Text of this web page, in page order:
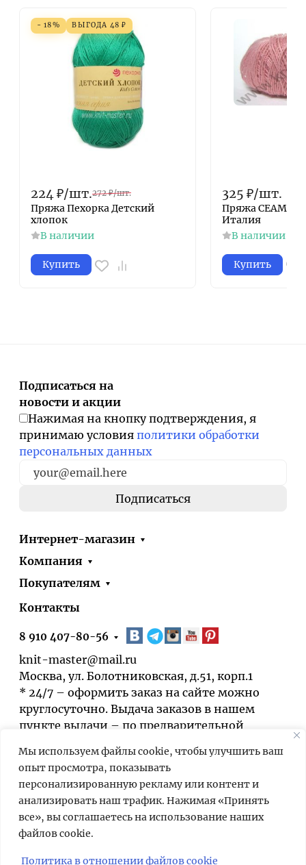
Мы используем файлы cookie, чтобы улучшить ваш
опыт просмотра, показывать
персонализированную рекламу или контент и
анализировать наш трафик. Нажимая «Принять
все», вы соглашаетесь на использование наших
файлов cookie.
Политика в отношении файлов cookie
- 18% ВЫГОДА 48 ₽
224₽/шт.272 ₽/шт.
Пряжа Пехорка Детский
хлопок
В наличии
Купить
325 ₽/шт.
Пряжа СЕАМ
Италия
В наличии
Купить
Подписаться на
новости и акции
Нажимая на кнопку подтверждения, я
принимаю условия политики обработки
персональных данных
Интернет-магазин
Компания
Покупателям
Контакты
8 910 407-80-56
knit-master@mail.ru
Москва, ул. Болотниковская, д.51, корп.1
* 24/7 – оформить заказ на сайте можно
круглосуточно. Выдача заказов в нашем
пункте выдачи – по предварительной
Мы используем cookies для быстрой и
удобной работы сайта. Продолжая